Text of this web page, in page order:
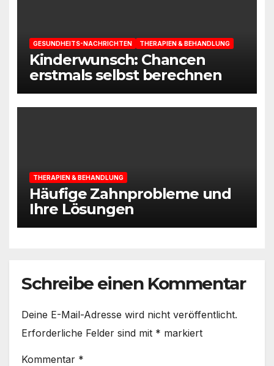
GESUNDHEITS-NACHRICHTEN THERAPIEN & BEHANDLUNG
Kinderwunsch: Chancen
erstmals selbst berechnen
THERAPIEN & BEHANDLUNG
Häufige Zahnprobleme und
Ihre Lösungen
Schreibe einen Kommentar
Deine E-Mail-Adresse wird nicht veröffentlicht.
Erforderliche Felder sind mit * markiert
Kommentar *